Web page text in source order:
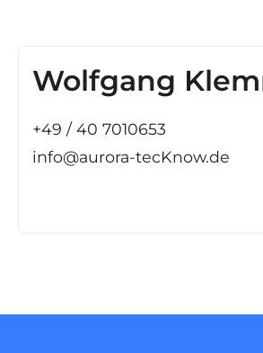
Wolfgang
+49 / 40 7010653
info@aurora-tecKnow.de